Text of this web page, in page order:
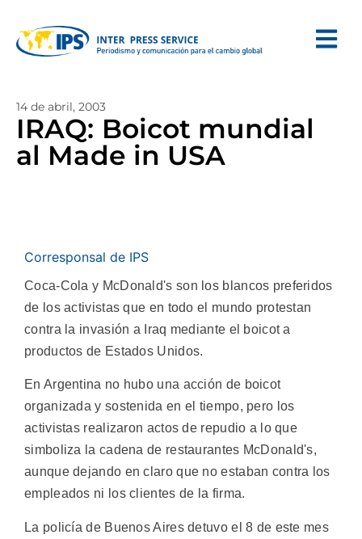
14 de abril, 2003
IRAQ: Boicot mundial
al Made in USA
Corresponsal de IPS
Coca-Cola y McDonald's son los blancos preferidos
de los activistas que en todo el mundo protestan
contra la invasión a Iraq mediante el boicot a
productos de Estados Unidos.
En Argentina no hubo una acción de boicot
organizada y sostenida en el tiempo, pero los
activistas realizaron actos de repudio a lo que
simboliza la cadena de restaurantes McDonald's,
aunque dejando en claro que no estaban contra los
empleados ni los clientes de la firma.
La policía de Buenos Aires detuvo el 8 de este mes